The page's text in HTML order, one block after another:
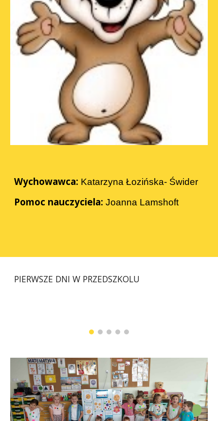
Wychowawca: Katarzyna Łozińska- Świder
Pomoc nauczyciela: Joanna Lamshoft
PIERWSZE DNI W PRZEDSZKOLU